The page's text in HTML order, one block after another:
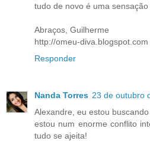
tudo de novo é uma sensação
Abraços, Guilherme
http://omeu-diva.blogspot.com
Responder
Nanda Torres 23 de outubro
Alexandre, eu estou
estou num enorme conflito
tudo se ajeita!